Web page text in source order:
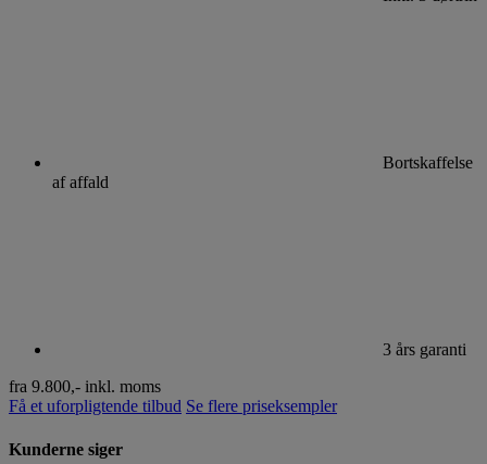
Bortskaffelse
af affald
3 års garanti
fra 9.800,- inkl. moms
Få et uforpligtende tilbud Se flere priseksempler
Kunderne siger